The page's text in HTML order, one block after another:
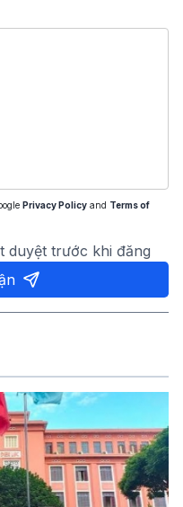
Privacy Policy and Terms of
duyệt trước khi đăng